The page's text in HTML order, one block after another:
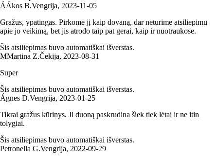
ÁÁkos B.Vengrija, 2023‑11‑05
Gražus, ypatingas. Pirkome jį kaip dovaną, dar neturime atsiliepimų
apie jo veikimą, bet jis atrodo taip pat gerai, kaip ir nuotraukose.
Šis atsiliepimas buvo automatiškai išverstas.
MMartina Z.Čekija, 2023‑08‑31
Super
Šis atsiliepimas buvo automatiškai išverstas.
Ágnes D.Vengrija, 2023‑01‑25
Tikrai gražus kūrinys. Ji duoną paskrudina šiek tiek lėtai ir ne itin
tolygiai.
Šis atsiliepimas buvo automatiškai išverstas.
Petronella G.Vengrija, 2022‑09‑29